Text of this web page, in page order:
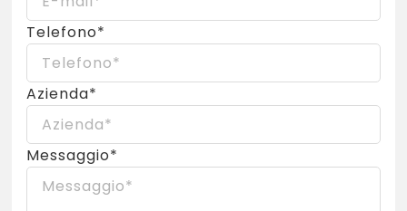
Telefono*
Azienda*
Messaggio*